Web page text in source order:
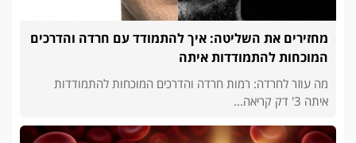
מחזירים את השליטה: איך להתמודד עם חרדה והדרכים
המוכחות להתמודדות איתה
מה עוזר לחרדה: רמות חרדה והדרכים המוכחות להתמודדות
איתה 3' דק קריאה...